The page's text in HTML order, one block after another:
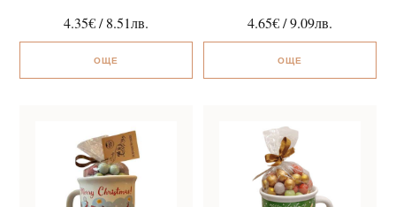
4.35€/8.51лв.
ОЩЕ
4.65€/9.09лв.
ОЩЕ